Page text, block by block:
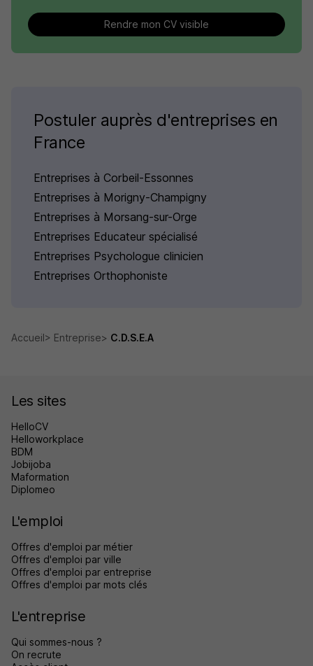
Rendre mon CV visible
Postuler auprès d'entreprises en
France
Entreprises à Corbeil-Essonnes
Entreprises à Morigny-Champigny
Entreprises à Morsang-sur-Orge
Entreprises Educateur spécialisé
Entreprises Psychologue clinicien
Entreprises Orthophoniste
Accueil Entreprise C.D.S.E.A
Les sites
HelloCV
Helloworkplace
BDM
Jobijoba
Maformation
Diplomeo
L'emploi
Offres d'emploi par métier
Offres d'emploi par ville
Offres d'emploi par entreprise
Offres d'emploi par mots clés
L'entreprise
Qui sommes-nous ?
On recrute